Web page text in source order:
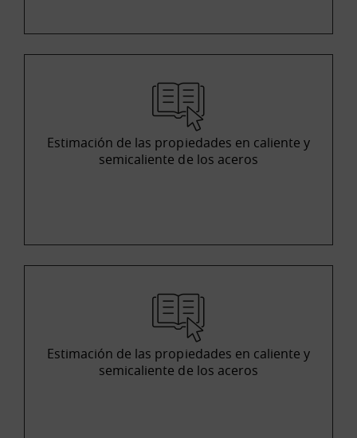
Estimación de las propiedades en caliente y
semicaliente de los aceros
Estimación de las propiedades en caliente y
semicaliente de los aceros